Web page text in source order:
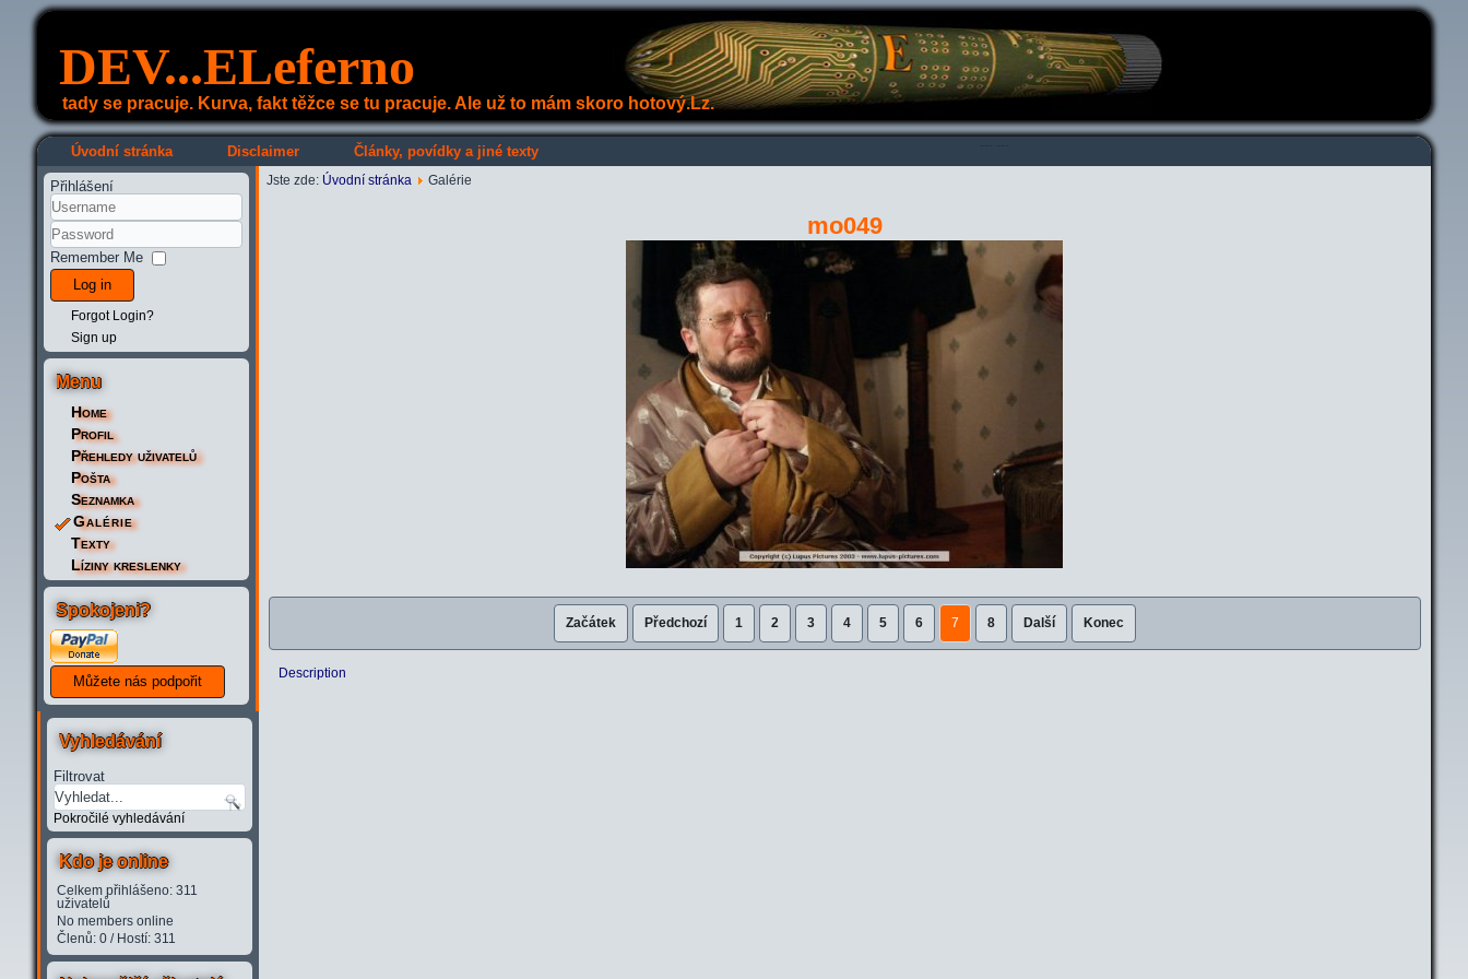
DEV...ELeferno
tady se pracuje. Kurva, fakt těžce se tu pracuje. Ale už to mám skoro hotový.Lz.
Úvodní stránka Disclaimer Články, povídky a jiné texty
Přihlášení
Remember Me
Log in
Forgot Login?
Sign up
Menu
Home
Profil
Přehledy uživatelů
Pošta
Seznamka
Galérie
Texty
Líziny kreslenky
Spokojeni?
Jste zde: Úvodní stránka Galérie
mo049
Začátek Předchozí 1 2 3 4 5 6 7 8 Další Konec
Description
Vyhledávání
Filtrovat
Pokročilé vyhledávání
Kdo je online
Celkem přihlášeno: 311
uživatelů
No members online
Členů: 0 / Hostí: 311